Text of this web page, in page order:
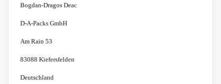
Bogdan-Dragos Deac
D-A-Packs GmbH
Am Rain 53
83088 Kiefersfelden
Deutschland